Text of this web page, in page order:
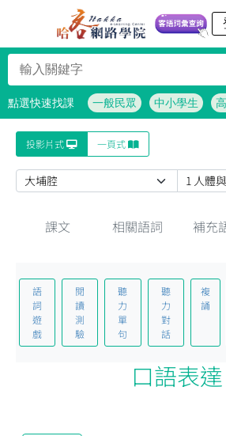
客語詞彙查
點選快速找課 一般民眾 中小學生
投影片式 一頁式
課文 相關語詞 補充
語
詞
遊
戲
閱
讀
測
驗
聽
力
單
句
聽
力
對
話
複
誦
口語表達